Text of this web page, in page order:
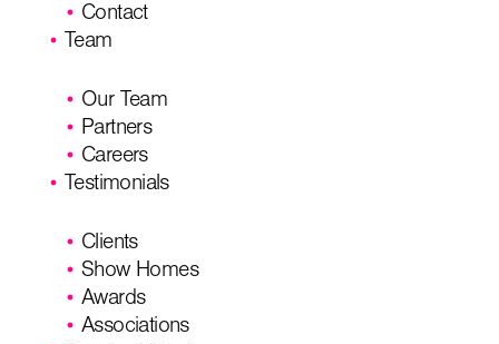
Contact
Team
Our Team
Partners
Careers
Testimonials
Clients
Show Homes
Awards
Associations